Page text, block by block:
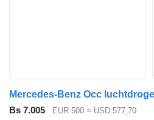
Bs 7.005 EUR 500 ≈ USD 577,70